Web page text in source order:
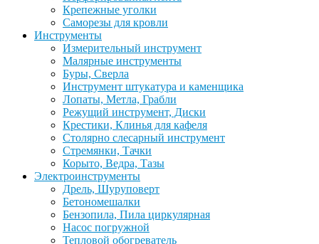
Крепежные уголки
Саморезы для кровли
Инструменты
Измерительный инструмент
Малярные инструменты
Буры, Сверла
Инструмент штукатура и каменщика
Лопаты, Метла, Грабли
Режущий инструмент, Диски
Крестики, Клинья для кафеля
Столярно слесарный инструмент
Стремянки, Тачки
Корыто, Ведра, Тазы
Электроинструменты
Дрель, Шуруповерт
Бетономешалки
Бензопила, Пила циркулярная
Насос погружной
Тепловой обогреватель